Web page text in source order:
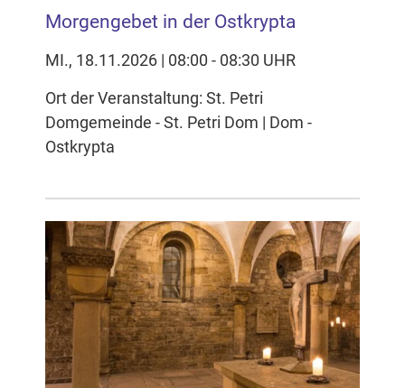
Morgengebet in der Ostkrypta
MI., 18.11.2026 | 08:00 - 08:30 UHR
Ort der Veranstaltung: St. Petri
Domgemeinde - St. Petri Dom | Dom -
Ostkrypta